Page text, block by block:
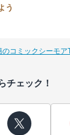
う
コミックシーモア
チェック！